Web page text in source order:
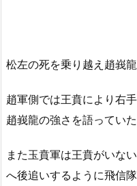
松左の死を乗り越え趙峩
趙軍側では王賁により右
趙峩龍の強さを語っていた
また玉賁軍は王賁がいな
へ後追いするように飛信隊